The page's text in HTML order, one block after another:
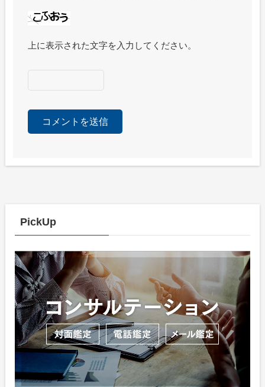
上に表示された文字を入力してください。
PickUp